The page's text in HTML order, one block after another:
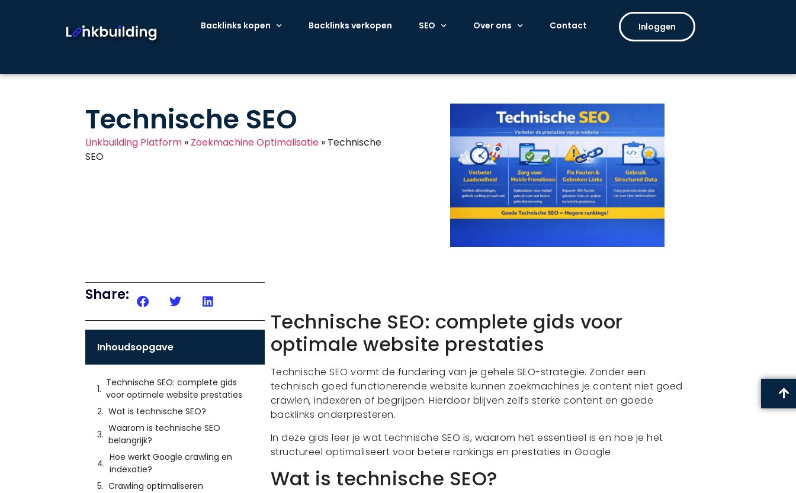
Backlinks kopen Backlinks verkopen SEO Over ons Contact Inloggen
Technische SEO
Linkbuilding Platform » Zoekmachine Optimalisatie » Technische
SEO
Share:
Inhoudsopgave
Technische SEO: complete gids
voor optimale website prestaties
Wat is technische SEO?
Waarom is technische SEO
belangrijk?
Hoe werkt Google crawling en
indexatie?
Crawling optimaliseren
Technische SEO: complete gids voor
optimale website prestaties
Technische SEO vormt de fundering van je gehele SEO-strategie. Zonder een
technisch goed functionerende website kunnen zoekmachines je content niet goed
crawlen, indexeren of begrijpen. Hierdoor blijven zelfs sterke content en goede
backlinks onderpresteren.
In deze gids leer je wat technische SEO is, waarom het essentieel is en hoe je het
structureel optimaliseert voor betere rankings en prestaties in Google.
Wat is technische SEO?